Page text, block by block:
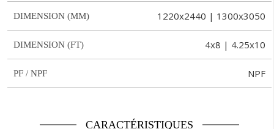
DIMENSION (MM) 1220x2440 | 1300x3050
DIMENSION (FT) 4x8 | 4.25x10
PF / NPF NPF
CARACTÉRISTIQUES